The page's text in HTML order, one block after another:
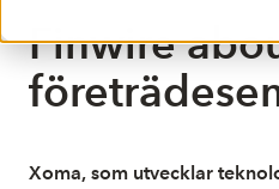
Finwire
Xoma, som utvecklar